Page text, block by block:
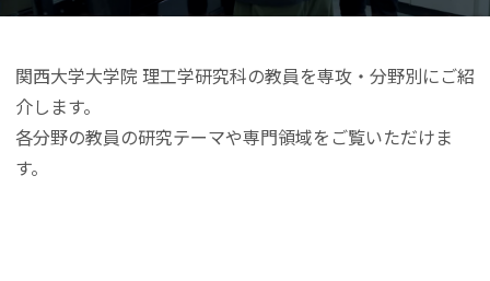
関西大学大学院 理工学研究科の教員を専攻・分野別にご紹
介します。
各分野の教員の研究テーマや専門領域をご覧いただけま
す。